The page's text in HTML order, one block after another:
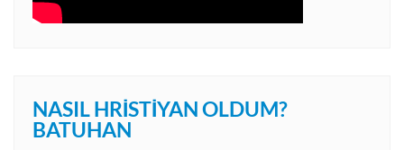
NASIL HRISTIYAN OLDUM?
BATUHAN